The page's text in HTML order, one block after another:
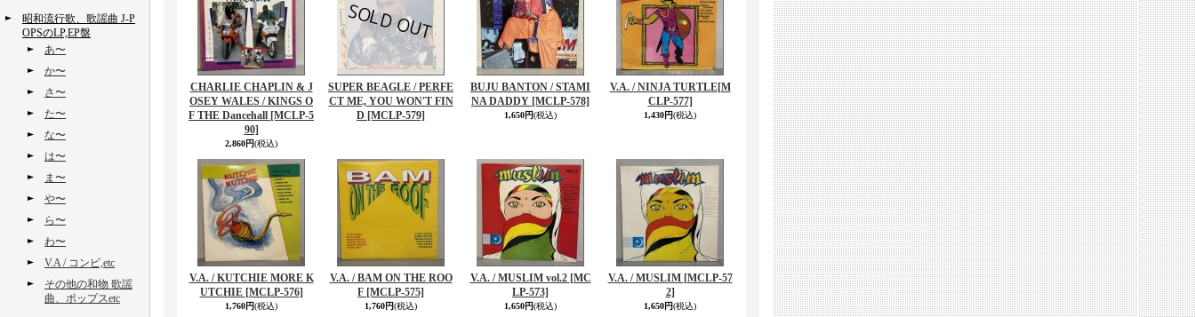
昭和流行歌、歌謡曲 J-P
OPSのLP,EP盤
あ〜
か〜
さ〜
た〜
な〜
は〜
ま〜
や〜
ら〜
わ〜
V.A / コンピ,etc
その他の和物 歌謡
曲、ポップスetc
CHARLIE CHAPLIN & J
OSEY WALES / KINGS O
F THE Dancehall [MCLP-5
90]
2,860円(税込)
SUPER BEAGLE / PERFE
CT ME, YOU WON'T FIN
D [MCLP-579]
BUJU BANTON / STAMI
NA DADDY [MCLP-578]
1,650円(税込)
V.A. / NINJA TURTLE[M
CLP-577]
1,430円(税込)
V.A. / KUTCHIE MORE K
UTCHIE [MCLP-576]
1,760円(税込)
V.A. / BAM ON THE ROO
F [MCLP-575]
1,760円(税込)
V.A. / MUSLIM vol.2 [MC
LP-573]
1,650円(税込)
V.A. / MUSLIM [MCLP-57
2]
1,650円(税込)